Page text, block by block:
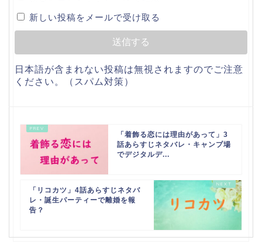
新しい投稿をメールで受け取る
日本語が含まれない投稿は無視されますのでご注意
ください。（スパム対策）
「着飾る恋には理由があって」3
話あらすじネタバレ・キャンプ場
でデジタルデ...
「リコカツ」4話あらすじネタバ
レ・誕生パーティーで離婚を報
告？